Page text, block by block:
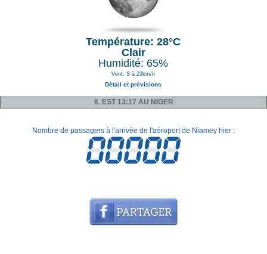
Température: 28°C
Clair
Humidité: 65%
Vent: S à 23km/h
Détail et prévisions
IL EST 13:17 AU NIGER
Nombre de passagers à l'arrivée de l'aéroport de Niamey hier :